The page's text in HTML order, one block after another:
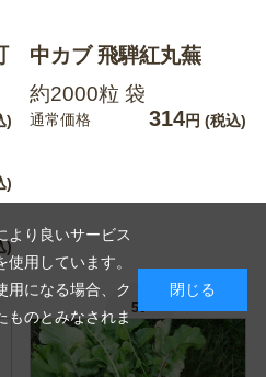
)
)
)
中カブ 飛騨紅丸蕪
約2000粒 袋
通常価格 314円 (税込)
50
より良いサービス
用しています。
用になる場合、ク
ものとみなされま
閉じる